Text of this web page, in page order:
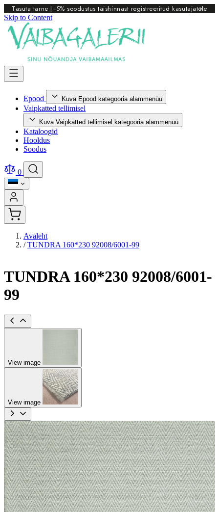
Tasuta tarne | -5% soodustus täishinnast registreeritud kasutajatele
Skip to Content
Epood Kuva Epood kategooria alammenüü
Vaipkatted tellimisel
Kuva Vaipkatted tellimisel kategooria alammenüü
Kataloogid
Hooldus
Soodus
0
Avaleht
/ TUNDRA 160*230 92008/6001-99
TUNDRA 160*230 92008/6001-
99
View image
View image